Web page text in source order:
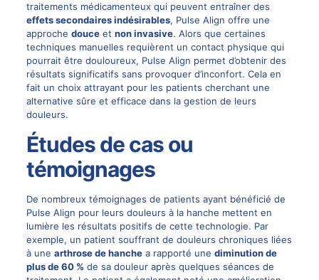
traitements médicamenteux qui peuvent entraîner des
effets secondaires indésirables, Pulse Align offre une
approche douceet non invasive. Alors que certaines
techniques manuelles requièrent un contact physique qui
pourrait être douloureux, Pulse Align permet d’obtenir des
résultats significatifs sans provoquer d’inconfort. Cela en
fait un choix attrayant pour les patients cherchant une
alternative sûre et efficace dans la gestion de leurs
douleurs.
Études de cas ou
témoignages
De nombreux témoignages de patients ayant bénéficié de
Pulse Align pour leurs douleurs à la hanche mettent en
lumière les résultats positifs de cette technologie. Par
exemple, un patient souffrant de douleurs chroniques liées
à une arthrose de hanchea rapporté une diminution de
plus de 60 % de sa douleur après quelques séances de